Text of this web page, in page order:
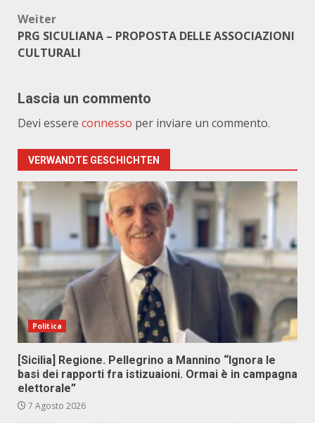
Weiter
PRG SICULIANA – PROPOSTA DELLE ASSOCIAZIONI
CULTURALI
Lascia un commento
Devi essere connesso per inviare un commento.
VERWANDTE GESCHICHTEN
Politica
[Sicilia] Regione. Pellegrino a Mannino “Ignora le
basi dei rapporti fra istizuaioni. Ormai è in campagna
elettorale”
7 Agosto 2026